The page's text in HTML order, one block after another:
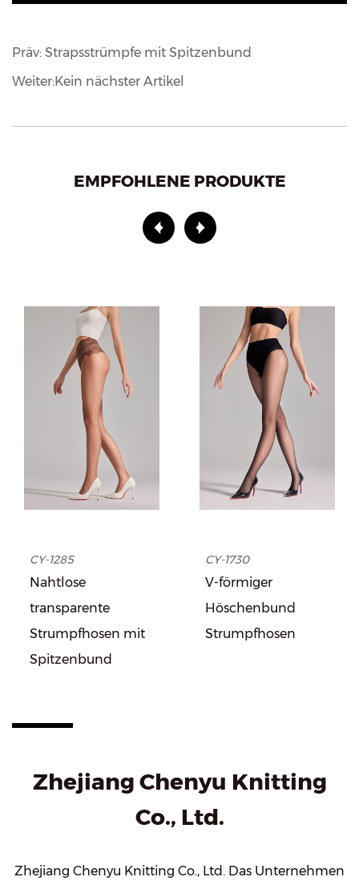
Präv: Strapsstrümpfe mit Spitzenbund
Weiter:Kein nächster Artikel
EMPFOHLENE PRODUKTE
CY-1285
Nahtlose
transparente
Strumpfhosen mit
Spitzenbund
CY-1730
V-förmiger
Höschenbund
Strumpfhosen
Zhejiang Chenyu Knitting
Co., Ltd.
Zhejiang Chenyu Knitting Co., Ltd. Das Unternehmen